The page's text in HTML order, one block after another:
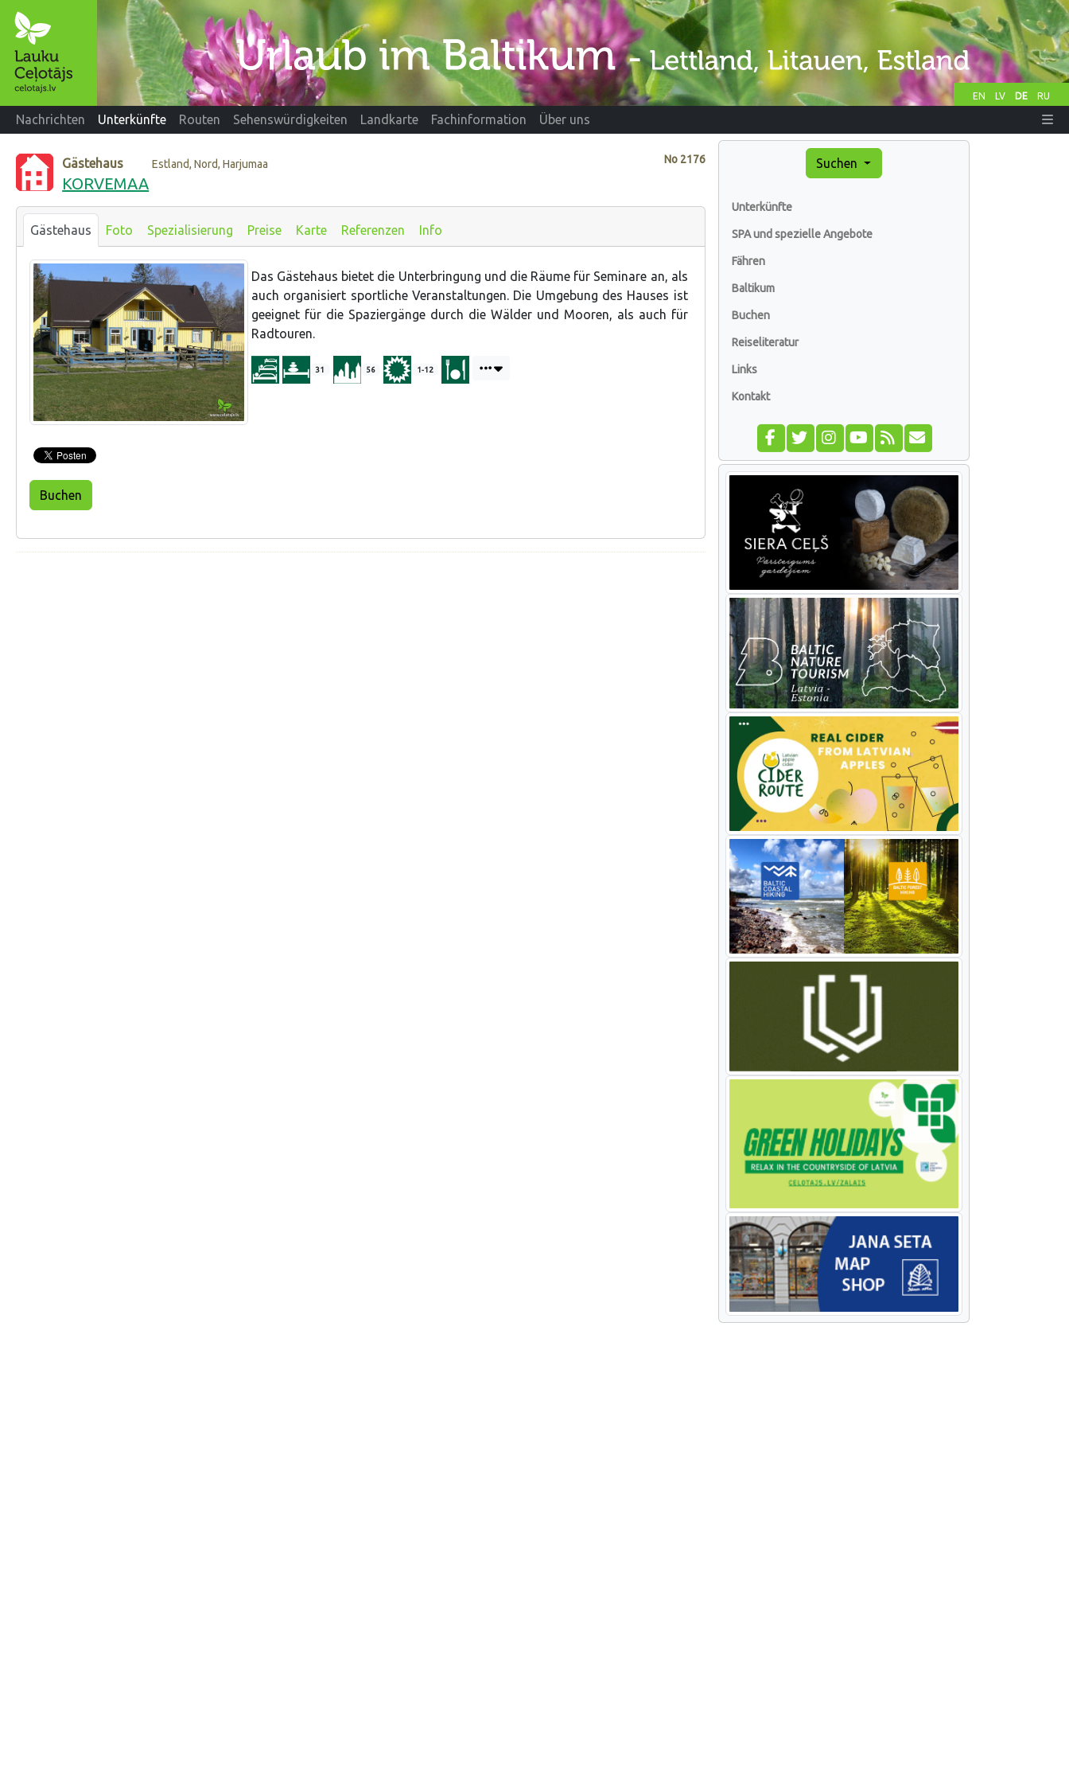
EN LV DE RU
Nachrichten Unterkünfte Routen Sehenswürdigkeiten Landkarte Fachinformation Über uns
No 2176
Gästehaus Estland, Nord, Harjumaa
KORVEMAA
Gästehaus Foto Spezialisierung Preise Karte Referenzen Info
Das Gästehaus bietet die Unterbringung und die Räume für Seminare an, als
auch organisiert sportliche Veranstaltungen. Die Umgebung des Hauses ist
geeignet für die Spaziergänge durch die Wälder und Mooren, als auch für
Radtouren.
31 56 1-12
Buchen
Suchen
Unterkünfte
SPA und spezielle Angebote
Fähren
Baltikum
Buchen
Reiseliteratur
Links
Kontakt